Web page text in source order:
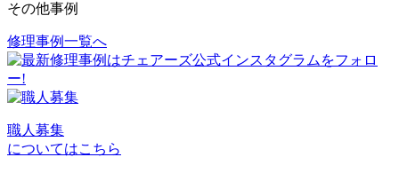
その他事例
投
稿
ナ
ビ
ゲ
修理事例一覧へ
職人募集
についてはこちら